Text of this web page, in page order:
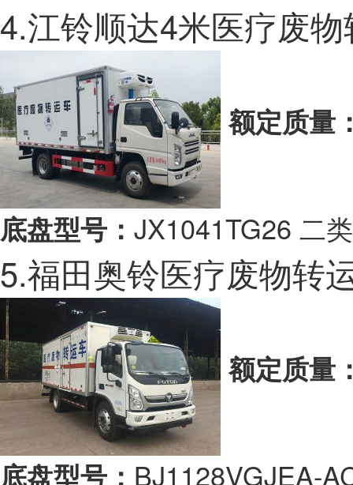
4.江铃顺达4米医疗废
额定质量
底盘型号： JX1041TG26 二
5.福田奥铃医疗废物转
额定质量
底盘型号： BJ1128VGJEA-